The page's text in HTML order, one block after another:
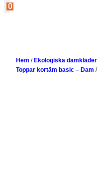
0
Hem / Ekologiska damkläder
Toppar kortäm basic – Dam /